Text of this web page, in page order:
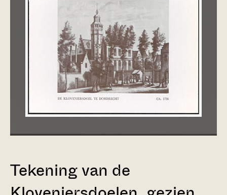
Tekening van de